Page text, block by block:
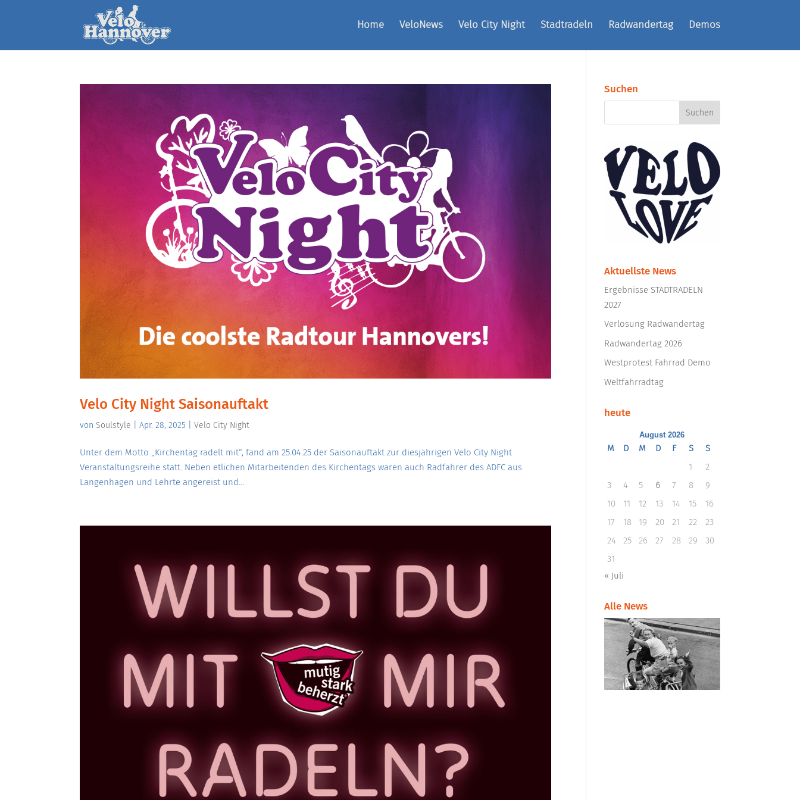
Home VeloNews Velo City Night Stadtradeln Radwandertag Demos
Velo City Night Saisonauftakt
vonSoulstyle |Apr. 28, 2025 |Velo City Night
Unter dem Motto „Kirchentag radelt mit“, fand am 25.04.25 der Saisonauftakt zur diesjährigen Velo City Night
Veranstaltungsreihe statt. Neben etlichen Mitarbeitenden des Kirchentags waren auch Radfahrer des ADFC aus
Langenhagen und Lehrte angereist und...
Suchen
Aktuellste News
Ergebnisse STADTRADELN
2027
Verlosung Radwandertag
Radwandertag 2026
Westprotest Fahrrad Demo
Weltfahrradtag
heute
August 2026
M D M D F S
S
1
2
3
4 5 6 7 8
9
10
11 12 13 14 15
16
17
18 19 20 21 22
23
24
25 26 27 28 29
30
31
« Juli
Alle News